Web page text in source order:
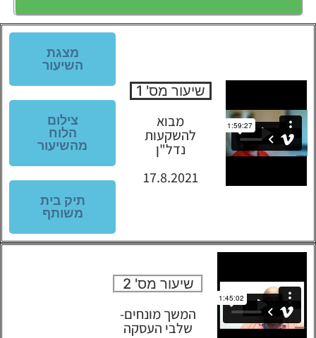
שיעור מס' 1
מבוא
להשקעות
נדל"ן
17.8.2021
מצגת
השיעור
צילום
הלוח
מהשיעור
תיק בית
משותף
שיעור מס' 2
המשך מונחים-
שלבי העסקה